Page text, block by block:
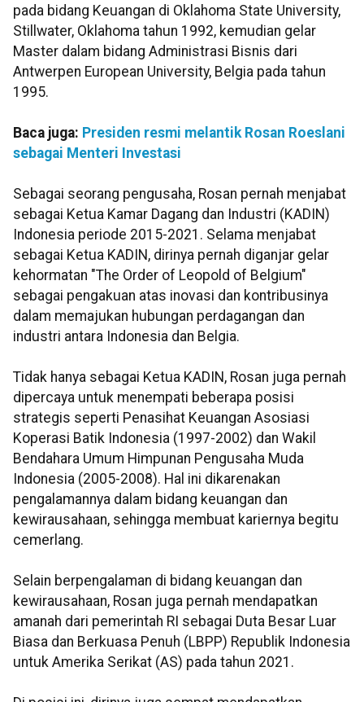
pada bidang Keuangan di Oklahoma State University,
Stillwater, Oklahoma tahun 1992, kemudian gelar
Master dalam bidang Administrasi Bisnis dari
Antwerpen European University, Belgia pada tahun
1995.
Baca juga: Presiden resmi melantik Rosan Roeslani
sebagai Menteri Investasi
Sebagai seorang pengusaha, Rosan pernah menjabat
sebagai Ketua Kamar Dagang dan Industri (KADIN)
Indonesia periode 2015-2021. Selama menjabat
sebagai Ketua KADIN, dirinya pernah diganjar gelar
kehormatan "The Order of Leopold of Belgium"
sebagai pengakuan atas inovasi dan kontribusinya
dalam memajukan hubungan perdagangan dan
industri antara Indonesia dan Belgia.
Tidak hanya sebagai Ketua KADIN, Rosan juga pernah
dipercaya untuk menempati beberapa posisi
strategis seperti Penasihat Keuangan Asosiasi
Koperasi Batik Indonesia (1997-2002) dan Wakil
Bendahara Umum Himpunan Pengusaha Muda
Indonesia (2005-2008). Hal ini dikarenakan
pengalamannya dalam bidang keuangan dan
kewirausahaan, sehingga membuat kariernya begitu
cemerlang.
Selain berpengalaman di bidang keuangan dan
kewirausahaan, Rosan juga pernah mendapatkan
amanah dari pemerintah RI sebagai Duta Besar Luar
Biasa dan Berkuasa Penuh (LBPP) Republik Indonesia
untuk Amerika Serikat (AS) pada tahun 2021.